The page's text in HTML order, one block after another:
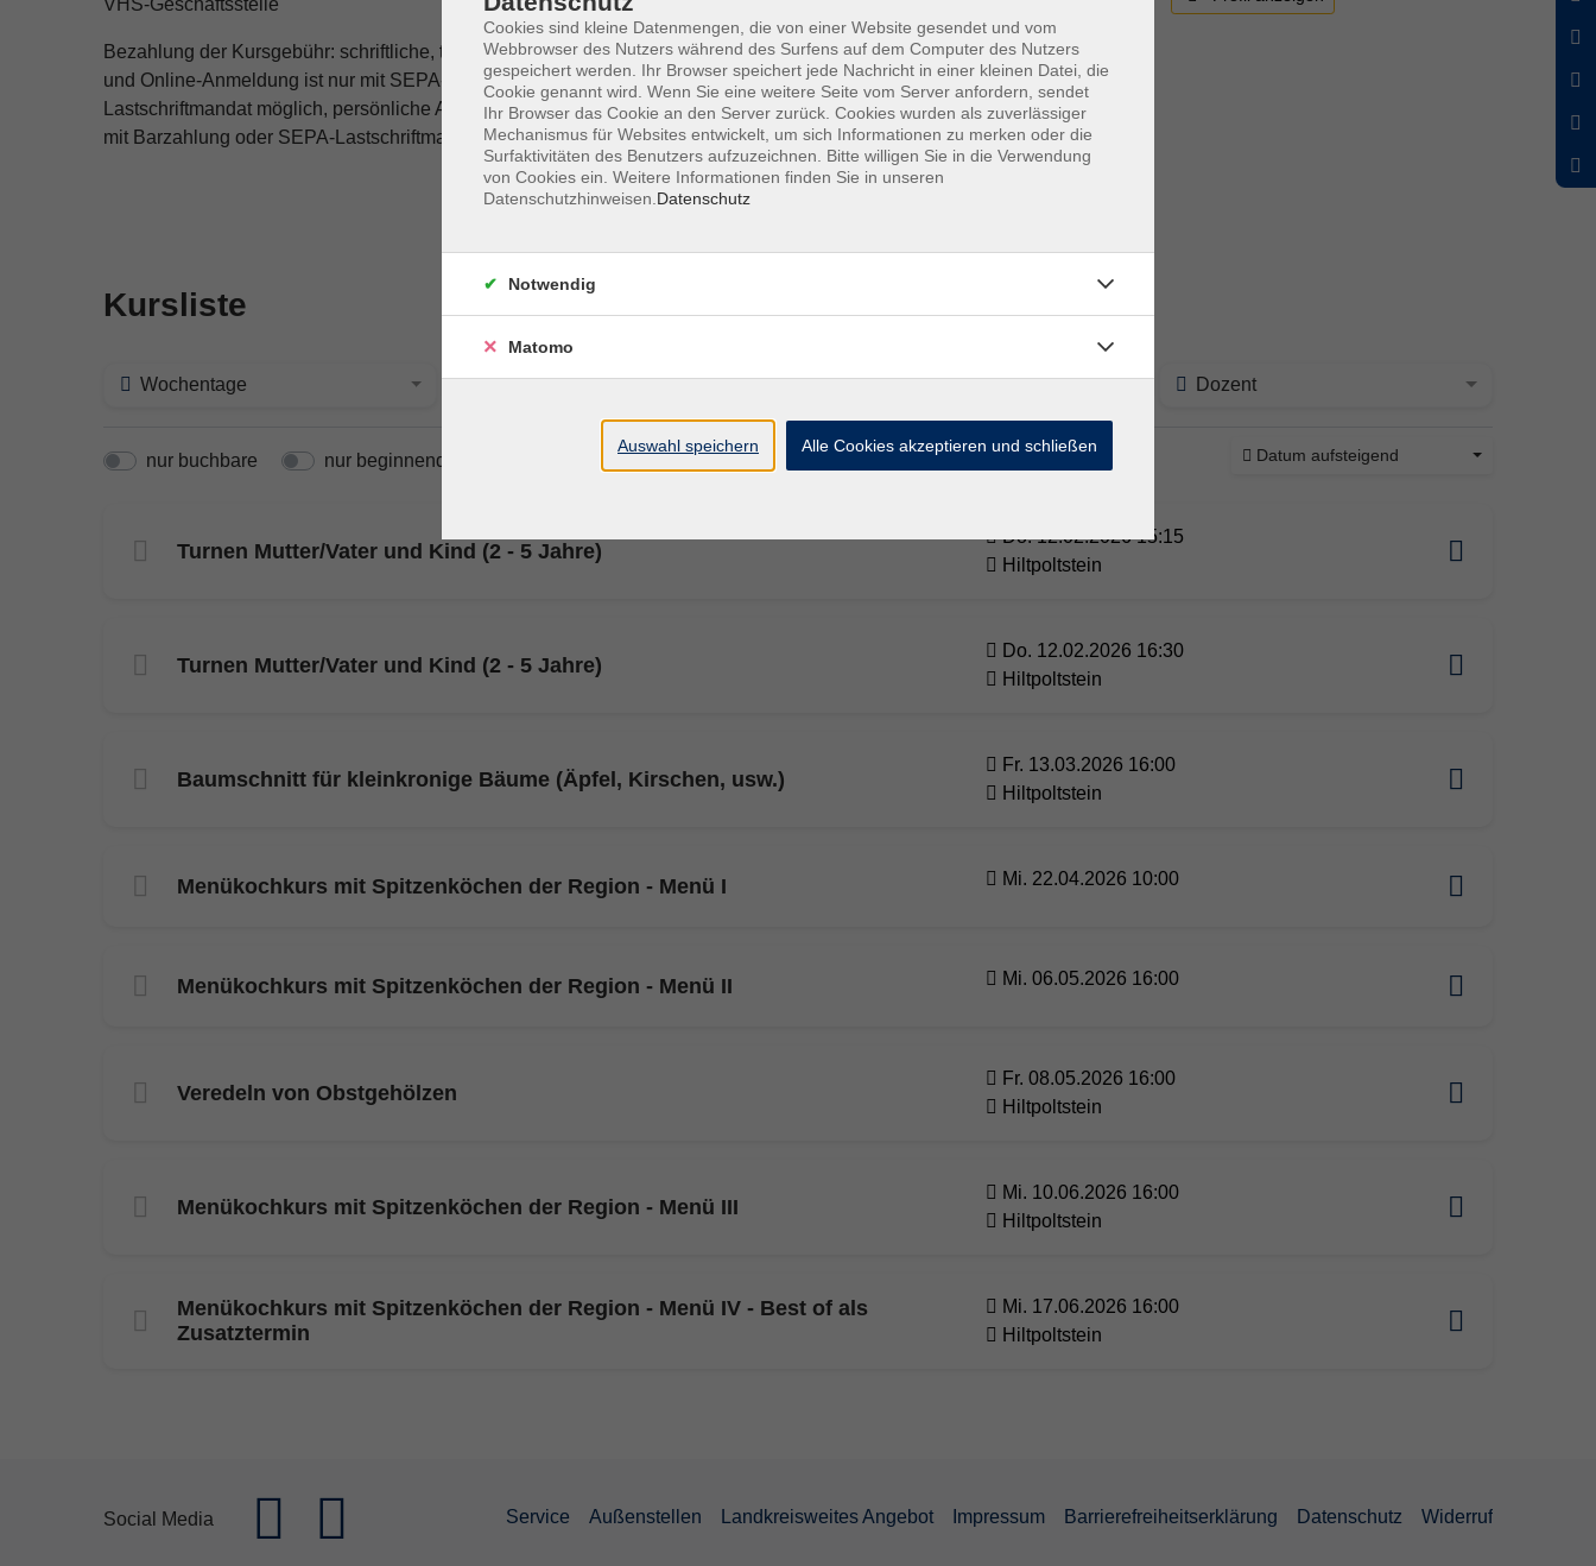
VHS-Geschäftsstelle
Bezahlung der Kursgebühr: schriftliche, telefonische
und Online-Anmeldung ist nur mit SEPA-
Lastschriftmandat möglich, persönliche Anmeldung
mit Barzahlung oder SEPA-Lastschriftmandat.
Kursliste
Wochentage Tageszeit Ort Dozent
nur buchbare nur beginnende Datum aufsteigend
Turnen Mutter/Vater und Kind (2 - 5 Jahre)
Do. 12.02.2026 15:15
Hiltpoltstein
Turnen Mutter/Vater und Kind (2 - 5 Jahre)
Do. 12.02.2026 16:30
Hiltpoltstein
Baumschnitt für kleinkronige Bäume (Äpfel, Kirschen, usw.)
Fr. 13.03.2026 16:00
Hiltpoltstein
Menükochkurs mit Spitzenköchen der Region - Menü I Mi. 22.04.2026 10:00
Menükochkurs mit Spitzenköchen der Region - Menü II Mi. 06.05.2026 16:00
Veredeln von Obstgehölzen
Fr. 08.05.2026 16:00
Hiltpoltstein
Menükochkurs mit Spitzenköchen der Region - Menü III
Mi. 10.06.2026 16:00
Hiltpoltstein
Menükochkurs mit Spitzenköchen der Region - Menü IV - Best of als
Zusatztermin
Mi. 17.06.2026 16:00
Hiltpoltstein
Social Media Service Außenstellen Landkreisweites Angebot Impressum Barrierefreiheitserklärung Datenschutz Widerruf
Cookies sind kleine Datenmengen, die von einer Website gesendet und vom
Webbrowser des Nutzers während des Surfens auf dem Computer des Nutzers
gespeichert werden. Ihr Browser speichert jede Nachricht in einer kleinen Datei, die
Cookie genannt wird. Wenn Sie eine weitere Seite vom Server anfordern, sendet
Ihr Browser das Cookie an den Server zurück. Cookies wurden als zuverlässiger
Mechanismus für Websites entwickelt, um sich Informationen zu merken oder die
Surfaktivitäten des Benutzers aufzuzeichnen. Bitte willigen Sie in die Verwendung
von Cookies ein. Weitere Informationen finden Sie in unseren
Datenschutzhinweisen. Datenschutz
Notwendig
Matomo
Auswahl speichern Alle Cookies akzeptieren und schließen